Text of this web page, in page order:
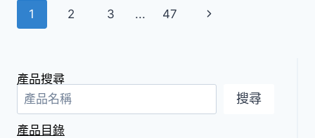
列，
找
頁
導
覽
1 2 3 ... 47
下
產品搜尋
搜尋
產品目錄